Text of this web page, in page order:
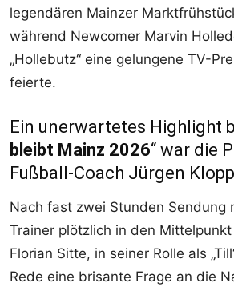
legendären Mainzer
während Newcomer Marvin
„Hollebutz“ eine gelungene TV-
feierte.
Ein unerwartetes Highlight
bleibt Mainz 2026“ war die
Fußball-Coach Jürgen
Nach fast zwei Stunden Sendung
Trainer plötzlich in den
Florian Sitte, in seiner Rolle als
Rede eine brisante Frage an die